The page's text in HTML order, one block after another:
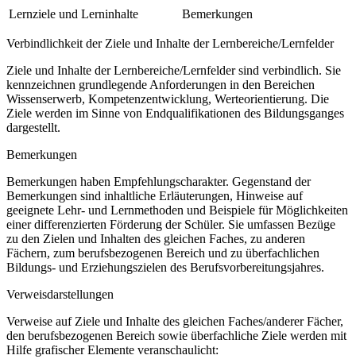
Lernziele und Lerninhalte Bemerkungen
Verbindlichkeit der Ziele und Inhalte der Lernbereiche/Lernfelder
Ziele und Inhalte der Lernbereiche/Lernfelder sind verbindlich. Sie
kennzeichnen grundlegende Anforderungen in den Bereichen
Wissenserwerb, Kompetenzentwicklung, Werteorientierung. Die
Ziele werden im Sinne von Endqualifikationen des Bildungsganges
dargestellt.
Bemerkungen
Bemerkungen haben Empfehlungscharakter. Gegenstand der
Bemerkungen sind inhaltliche Erläuterungen, Hinweise auf
geeignete Lehr- und Lernmethoden und Beispiele für Möglichkeiten
einer differenzierten Förderung der Schüler. Sie umfassen Bezüge
zu den Zielen und Inhalten des gleichen Faches, zu anderen
Fächern, zum berufsbezogenen Bereich und zu überfachlichen
Bildungs- und Erziehungszielen des Berufsvorbereitungsjahres.
Verweisdarstellungen
Verweise auf Ziele und Inhalte des gleichen Faches/anderer Fächer,
den berufsbezogenen Bereich sowie überfachliche Ziele werden mit
Hilfe grafischer Elemente veranschaulicht: